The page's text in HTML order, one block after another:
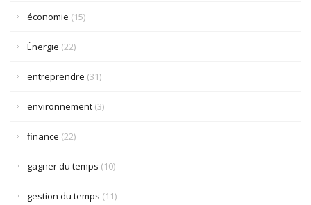
économie (15)
Énergie (22)
entreprendre (31)
environnement (3)
finance (22)
gagner du temps (10)
gestion du temps (11)